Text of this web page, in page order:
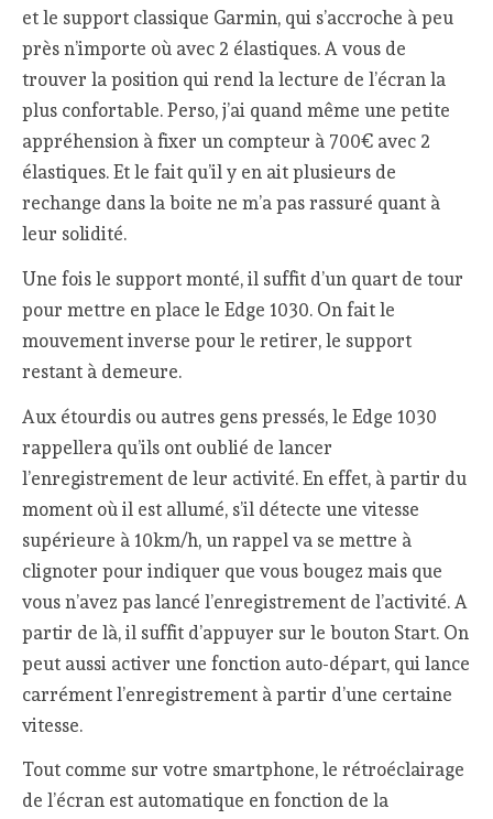
et le support classique Garmin, qui s’accroche à peu
près n’importe où avec 2 élastiques. A vous de
trouver la position qui rend la lecture de l’écran la
plus confortable. Perso, j’ai quand même une petite
appréhension à fixer un compteur à 700€ avec 2
élastiques. Et le fait qu’il y en ait plusieurs de
rechange dans la boite ne m’a pas rassuré quant à
leur solidité.
Une fois le support monté, il suffit d’un quart de tour
pour mettre en place le Edge 1030. On fait le
mouvement inverse pour le retirer, le support
restant à demeure.
Aux étourdis ou autres gens pressés, le Edge 1030
rappellera qu’ils ont oublié de lancer
l’enregistrement de leur activité. En effet, à partir du
moment où il est allumé, s’il détecte une vitesse
supérieure à 10km/h, un rappel va se mettre à
clignoter pour indiquer que vous bougez mais que
vous n’avez pas lancé l’enregistrement de l’activité. A
partir de là, il suffit d’appuyer sur le bouton Start. On
peut aussi activer une fonction auto-départ, qui lance
carrément l’enregistrement à partir d’une certaine
vitesse.
Tout comme sur votre smartphone, le rétroéclairage
de l’écran est automatique en fonction de la